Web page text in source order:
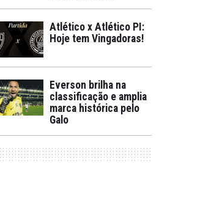
Atlético x Atlético PI:
Hoje tem Vingadoras!
Everson brilha na
classificação e amplia
marca histórica pelo
Galo